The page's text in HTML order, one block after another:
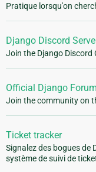
Pratique lorsqu'on
Django Discord
Join the Django Discord
Official Django Forum
Join the community on
Ticket tracker
Signalez des bogues de
système de suivi de